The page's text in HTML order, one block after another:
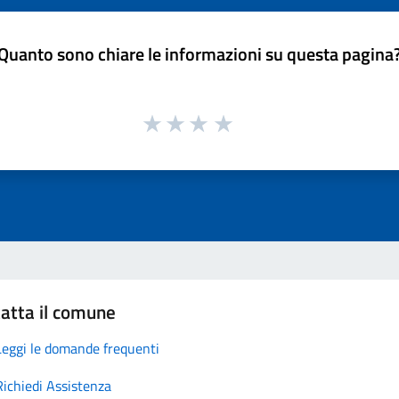
sono chiare le informazioni su questa
il comune
le domande frequenti
Assistenza